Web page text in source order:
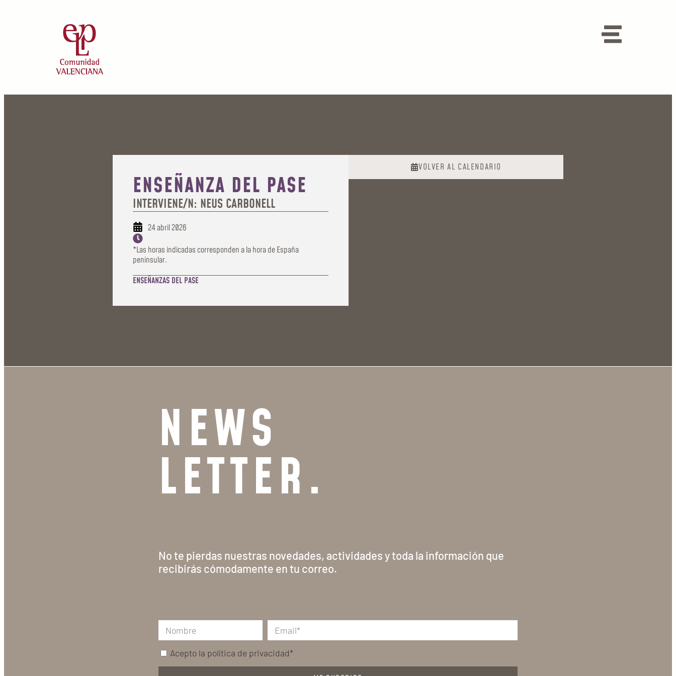
VOLVER AL CALENDARIO
ENSEÑANZA DEL PASE
INTERVIENE/N: NEUS CARBONELL
24 abril 2026
*Las horas indicadas corresponden a la hora de España
peninsular.
ENSEÑANZAS DEL PASE
NEWS
LETTER.
No te pierdas nuestras novedades, actividades y toda la información que
recibirás cómodamente en tu correo.
Acepto la política de privacidad*